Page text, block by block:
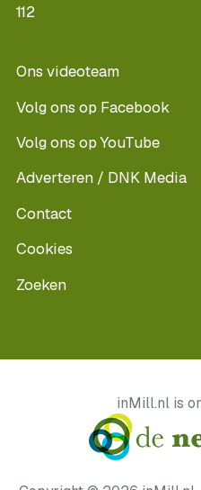
112
Ons videoteam
Volg ons op Facebook
Volg ons op YouTube
Adverteren / DNK Media
Contact
Cookies
Zoeken
inMill.nl is